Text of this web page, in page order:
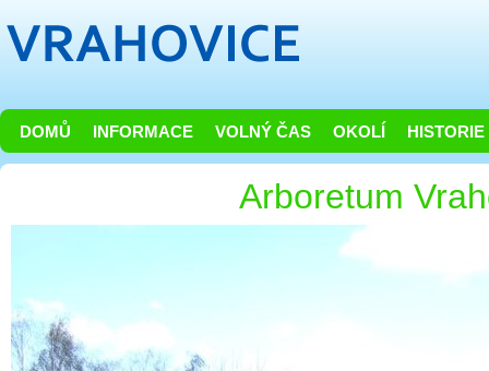
DOMŮ INFORMACE VOLNÝ ČAS OKOLÍ HISTORIE
Arboretum